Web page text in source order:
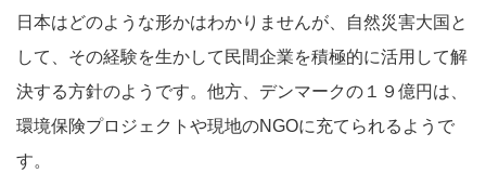
日本はどのような形かはわかりませんが、自然災害大国と
して、その経験を生かして民間企業を積極的に活用して解
決する方針のようです。他方、デンマークの１９億円は、
環境保険プロジェクトや現地のNGOに充てられるようで
す。